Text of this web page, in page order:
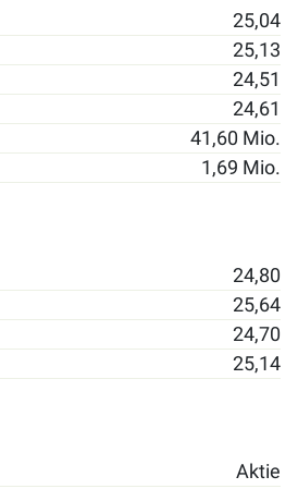
25,04
25,13
24,51
24,61
41,60 Mio.
1,69 Mio.
24,80
25,64
24,70
25,14
Aktie